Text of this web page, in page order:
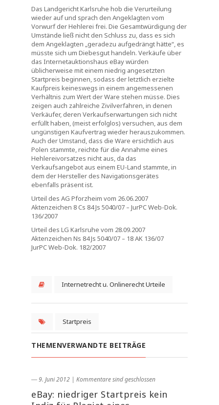
Das Landgericht Karlsruhe hob die Verurteilung
wieder auf und sprach den Angeklagten vom
Vorwurf der Hehlerei frei. Die Gesamtwürdigung der
Umstände ließ nicht den Schluss zu, dass es sich
dem Angeklagten „geradezu aufgedrängt hätte“, es
müsste sich um Diebesgut handeln. Verkäufe über
das Internetauktionshaus eBay würden
üblicherweise mit einem niedrig angesetzten
Startpreis beginnen, sodass der letztlich erzielte
Kaufpreis keineswegs in einem angemessenen
Verhältnis zum Wert der Ware stehen müsse. Dies
zeigen auch zahlreiche Zivilverfahren, in denen
Verkäufer, deren Verkaufserwartungen sich nicht
erfüllt haben, (meist erfolglos) versuchen, aus dem
ungünstigen Kaufvertrag wieder herauszukommen.
Auch der Umstand, dass die Ware ersichtlich aus
Polen stammte, reichte für die Annahme eines
Hehlereivorsatzes nicht aus, da das
Verkaufsangebot aus einem EU-Land stammte, in
dem der Hersteller des Navigationsgerätes
ebenfalls präsent ist.
Urteil des AG Pforzheim vom 26.06.2007
Aktenzeichen 8 Cs 84 Js 5040/07 – JurPC Web-Dok.
136/2007
Urteil des LG Karlsruhe vom 28.09.2007
Aktenzeichen Ns 84 Js 5040/07 – 18 AK 136/07
JurPC Web-Dok. 182/2007
Internetrecht u. Onlinerecht Urteile
Startpreis
THEMENVERWANDTE BEITRÄGE
― 9. Juni 2012 | Kommentare sind geschlossen
eBay: niedriger Startpreis kein